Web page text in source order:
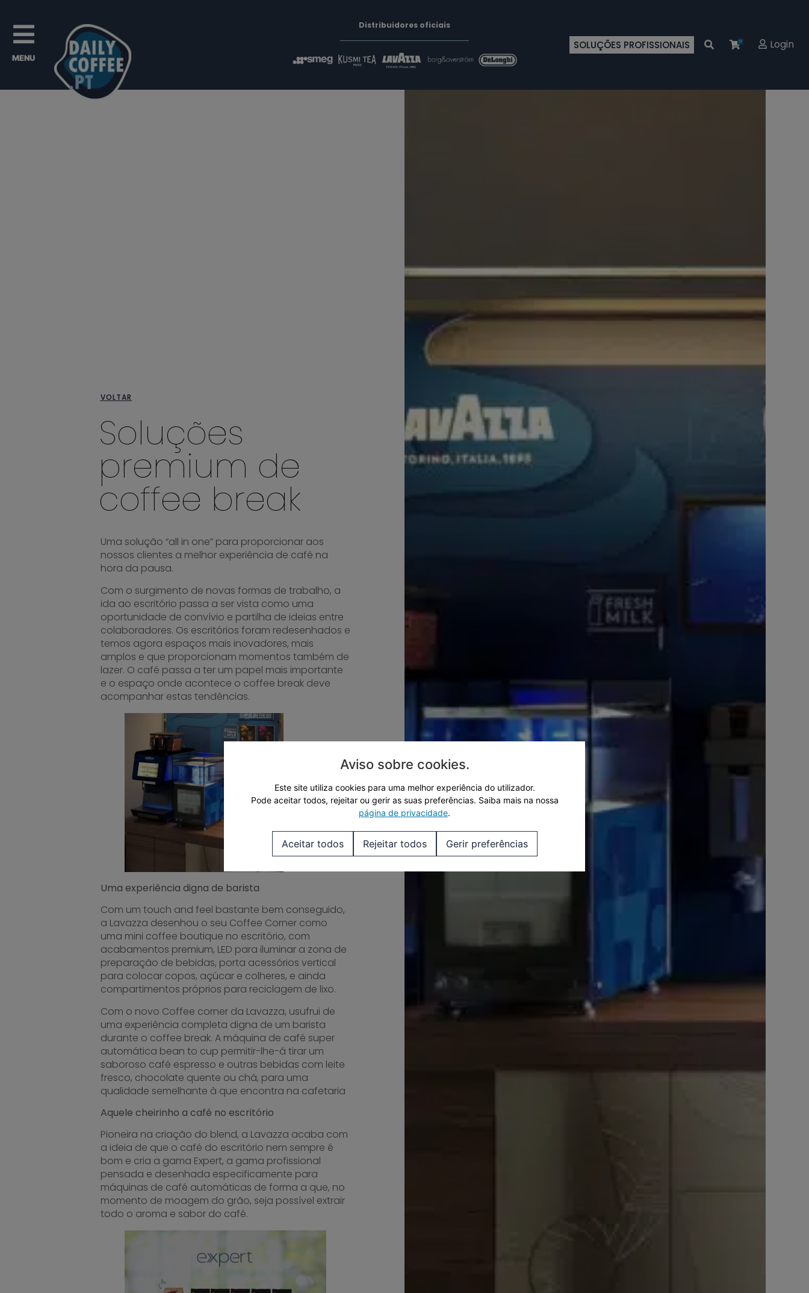
Distribuidores oficiais
SOLUÇÕES PROFISSIONAIS 0 Login
VOLTAR
Soluções
premium de
coffee break
Uma solução “all in one” para proporcionar aos
nossos clientes a melhor experiência de café na
hora da pausa.
Com o surgimento de novas formas de trabalho, a
ida ao escritório passa a ser vista como uma
oportunidade de convívio e partilha de ideias entre
colaboradores. Os escritórios foram redesenhados e
temos agora espaços mais inovadores, mais
amplos e que proporcionam momentos também de
lazer. O café passa a ter um papel mais importante
e o espaço onde acontece o coffee break deve
acompanhar estas tendências.
Uma experiência digna de barista
Com um touch and feel bastante bem conseguido,
a Lavazza desenhou o seu Coffee Corner como
uma mini coffee boutique no escritório, com
acabamentos premium, LED para iluminar a zona de
preparação de bebidas, porta acessórios vertical
para colocar copos, açúcar e colheres, e ainda
compartimentos próprios para reciclagem de lixo.
Com o novo Coffee corner da Lavazza, usufrui de
uma experiência completa digna de um barista
durante o coffee break. A máquina de café super
automática bean to cup permitir-lhe-á tirar um
saboroso café espresso e outras bebidas com leite
fresco, chocolate quente ou chá, para uma
qualidade semelhante à que encontra na cafetaria
Aquele cheirinho a café no escritório
Pioneira na criação do blend, a Lavazza acaba com
a ideia de que o café do escritório nem sempre é
bom e cria a gama Expert, a gama profissional
pensada e desenhada especificamente para
máquinas de café automáticas de forma a que, no
momento de moagem do grão, seja possível extrair
todo o aroma e sabor do café.
Aviso sobre cookies.
Este site utiliza cookies para uma melhor experiência do utilizador.
Pode aceitar todos, rejeitar ou gerir as suas preferências. Saiba mais na nossa
página de privacidade.
Aceitar todos Rejeitar todos Gerir preferências